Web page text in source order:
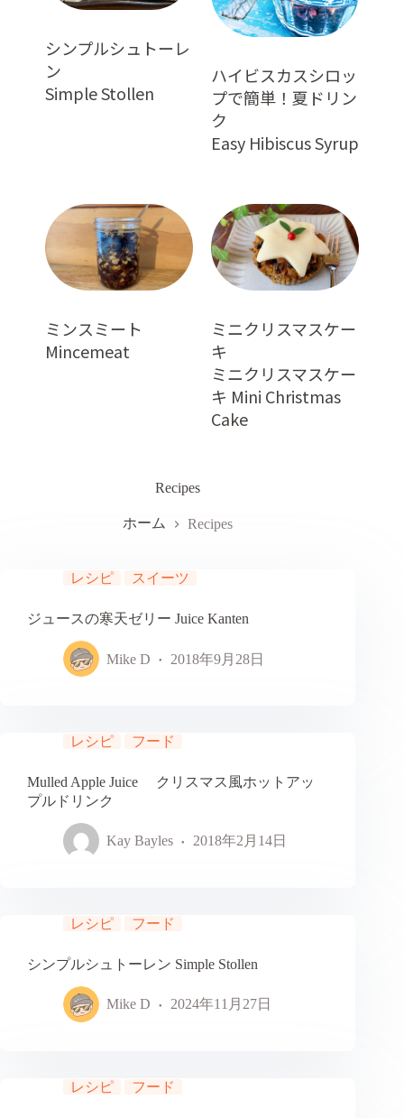
シンプルシュトーレ
ン
Simple Stollen
ハイビスカスシロッ
プで簡単！夏ドリン
ク
Easy Hibiscus Syrup
ミンスミート
Mincemeat
ミニクリスマスケー
キ
ミニクリスマスケー
キ Mini Christmas
Cake
Recipes
ホーム Recipes
レシピ スイーツ
ジュースの寒天ゼリー Juice Kanten
Mike D 2018年9月28日
レシピ フード
Mulled Apple Juice クリスマス風ホットアッ
プルドリンク
Kay Bayles 2018年2月14日
レシピ フード
シンプルシュトーレン Simple Stollen
Mike D 2024年11月27日
レシピ フード